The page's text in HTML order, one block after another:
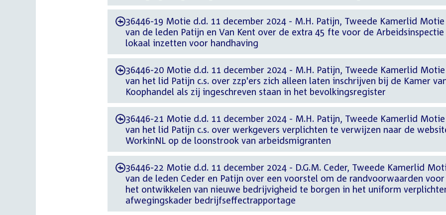
-36446-19 Motie d.d. 11 december 2024 - M.H. Patijn, Tweede Kamerlid Motie
van de leden Patijn en Van Kent over de extra 45 fte voor de Arbeidsinspectie
lokaal inzetten voor handhaving
-36446-20 Motie d.d. 11 december 2024 - M.H. Patijn, Tweede Kamerlid Motie
van het lid Patijn c.s. over zzp'ers zich alleen laten inschrijven bij de Kamer
Koophandel als zij ingeschreven staan in het bevolkingsregister
-36446-21 Motie d.d. 11 december 2024 - M.H. Patijn, Tweede Kamerlid Motie
van het lid Patijn c.s. over werkgevers verplichten te verwijzen naar de
WorkinNL op de loonstrook van arbeidsmigranten
-36446-22 Motie d.d. 11 december 2024 - D.G.M. Ceder, Tweede Kamerlid
van de leden Ceder en Patijn over een voorstel om de randvoorwaarden voor
het ontwikkelen van nieuwe bedrijvigheid te borgen in het uniform
afwegingskader bedrijfseffectrapportage